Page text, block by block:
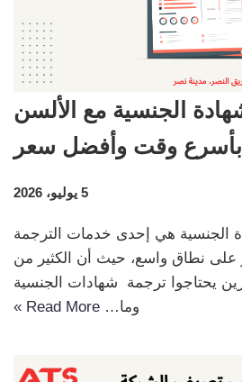
الجنسية مع الألسن
بأسرع وقت وأفضل سعر
5 يوليو، 2026
الجنسية هي إحدى خدمات الترجمة
على نطاق واسع، حيث أن الكثير من
يحتاجوا ترجمة شهادات الجنسية
وما… Read More »